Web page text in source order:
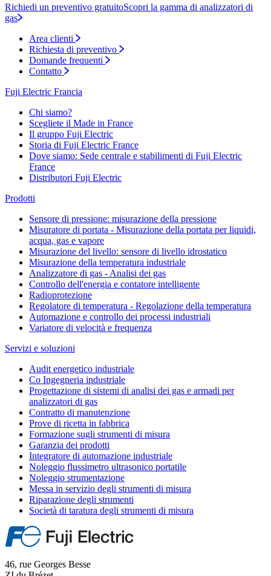
Richiedi un preventivo gratuitoScopri la gamma di analizzatori di
gas
Area clienti
Richiesta di preventivo
Domande frequenti
Contatto
Fuji Electric Francia
Chi siamo?
Scegliete il Made in France
Il gruppo Fuji Electric
Storia di Fuji Electric France
Dove siamo: Sede centrale e stabilimenti di Fuji Electric
France
Distributori Fuji Electric
Prodotti
Sensore di pressione: misurazione della pressione
Misuratore di portata - Misurazione della portata per liquidi,
acqua, gas e vapore
Misurazione del livello: sensore di livello idrostatico
Misurazione della temperatura industriale
Analizzatore di gas - Analisi dei gas
Controllo dell'energia e contatore intelligente
Radioprotezione
Regolatore di temperatura - Regolazione della temperatura
Automazione e controllo dei processi industriali
Variatore di velocità e frequenza
Servizi e soluzioni
Audit energetico industriale
Co Ingegneria industriale
Progettazione di sistemi di analisi dei gas e armadi per
analizzatori di gas
Contratto di manutenzione
Prove di ricetta in fabbrica
Formazione sugli strumenti di misura
Garanzia dei prodotti
Integratore di automazione industriale
Noleggio flussimetro ultrasonico portatile
Noleggio strumentazione
Messa in servizio degli strumenti di misura
Riparazione degli strumenti
Società di taratura degli strumenti di misura
46, rue Georges Besse